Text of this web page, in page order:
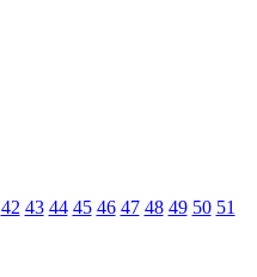
42 43 44 45 46 47 48 49 50 51